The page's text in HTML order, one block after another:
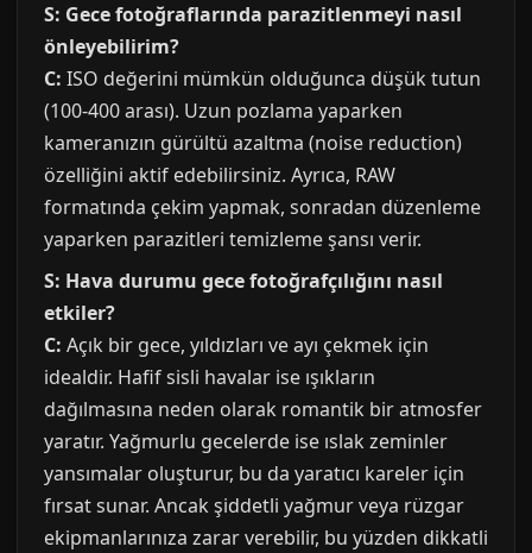
S: Gece fotoğraflarında parazitlenmeyi nasıl
önleyebilirim?
C: ISO değerini mümkün olduğunca düşük tutun
(100-400 arası). Uzun pozlama yaparken
kameranızın gürültü azaltma (noise reduction)
özelliğini aktif edebilirsiniz. Ayrıca, RAW
formatında çekim yapmak, sonradan düzenleme
yaparken parazitleri temizleme şansı verir.
S: Hava durumu gece fotoğrafçılığını nasıl
etkiler?
C: Açık bir gece, yıldızları ve ayı çekmek için
idealdir. Hafif sisli havalar ise ışıkların
dağılmasına neden olarak romantik bir atmosfer
yaratır. Yağmurlu gecelerde ise ıslak zeminler
yansımalar oluşturur, bu da yaratıcı kareler için
fırsat sunar. Ancak şiddetli yağmur veya rüzgar
ekipmanlarınıza zarar verebilir, bu yüzden dikkatli